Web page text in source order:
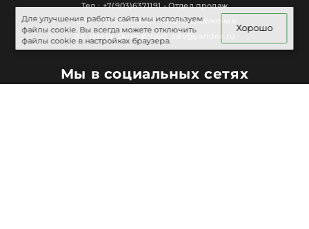
Мы в социальных сетях
Тел.: +7(903)6371191 - Отдел продаж
Тел.: +7(909)2293301 - Отдел снабжения
Эл. почта: sknovproect.adv@yandex.ru
Для улучшения работы сайта мы используем
файлы cookie. Вы всегда можете отключить
файлы cookie в настройках браузера.
Хорошо